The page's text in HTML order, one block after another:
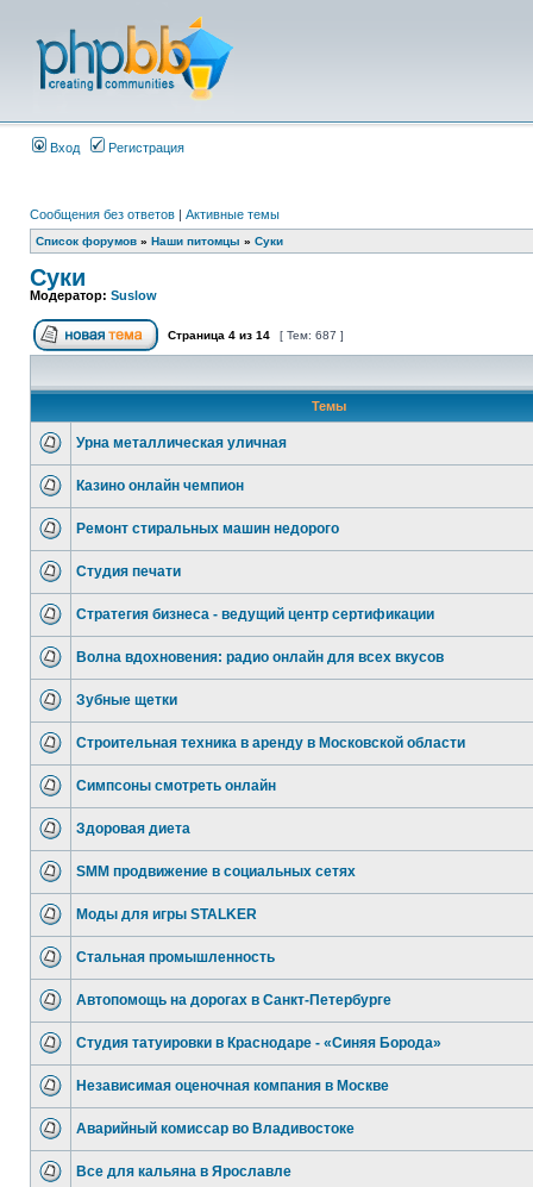
Вход Регистрация
Сообщения без ответов | Активные темы
Список форумов » Наши питомцы » Суки
Суки
Модератор: Suslow
Страница 4 из 14 [ Тем: 687 ]
Темы
Урна металлическая уличная
Казино онлайн чемпион
Ремонт стиральных машин недорого
Студия печати
Стратегия бизнеса - ведущий центр сертификации
Волна вдохновения: радио онлайн для всех вкусов
Зубные щетки
Строительная техника в аренду в Московской области
Симпсоны смотреть онлайн
Здоровая диета
SMM продвижение в социальных сетях
Моды для игры STALKER
Стальная промышленность
Автопомощь на дорогах в Санкт-Петербурге
Студия татуировки в Краснодаре - «Синяя Борода»
Независимая оценочная компания в Москве
Аварийный комиссар во Владивостоке
Все для кальяна в Ярославле